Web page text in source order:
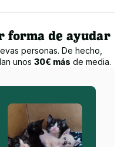
forma de ayudar
personas. De hecho,
unos 30€ más de media.